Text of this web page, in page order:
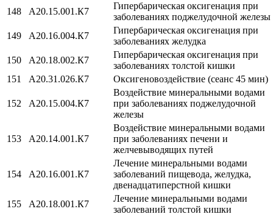
148
A20.15.001.К7
Гипербарическая оксигенация при
заболеваниях поджелудочной железы
149
A20.16.004.К7
Гипербарическая оксигенация при
заболеваниях желудка
150
A20.18.002.К7
Гипербарическая оксигенация при
заболеваниях толстой кишки
151
А20.31.026.К7 Оксигеновоздействие (сеанс 45 мин)
152 A20.15.004.К7
Воздействие минеральными водами
при заболеваниях поджелудочной
железы
153 A20.14.001.К7
Воздействие минеральными водами
при заболеваниях печени и
желчевыводящих путей
154 A20.16.001.К7
Лечение минеральными водами
заболеваний пищевода, желудка,
двенадцатиперстной кишки
155
A20.18.001.К7
Лечение минеральными водами
заболеваний толстой кишки